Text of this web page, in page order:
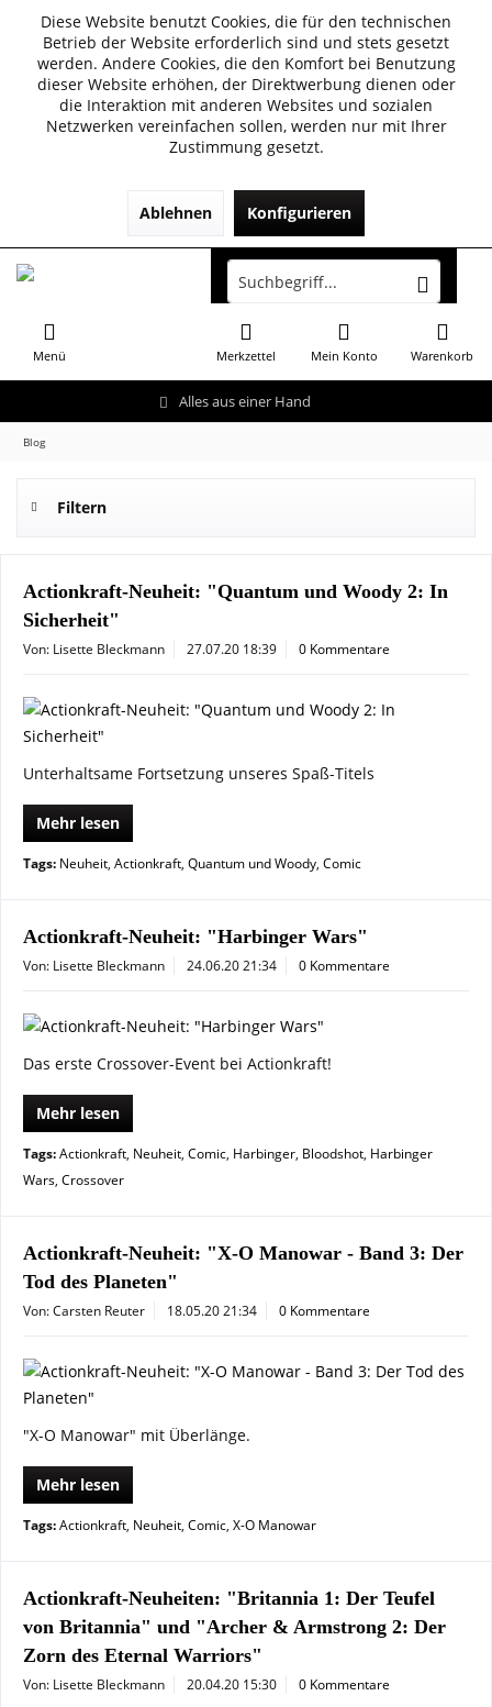
Diese Website benutzt Cookies, die für den technischen
Betrieb der Website erforderlich sind und stets gesetzt
werden. Andere Cookies, die den Komfort bei Benutzung
dieser Website erhöhen, der Direktwerbung dienen oder
die Interaktion mit anderen Websites und sozialen
Netzwerken vereinfachen sollen, werden nur mit Ihrer
Zustimmung gesetzt.
Ablehnen Konfigurieren
Alles aus einer Hand
Menü Warenkorb
Merkzettel Mein Konto
Blog
Filtern
Actionkraft-Neuheit: "Quantum und Woody 2: In
Sicherheit"
Von: Lisette Bleckmann 27.07.20 18:39 0 Kommentare
Unterhaltsame Fortsetzung unseres Spaß-Titels
Mehr lesen
Tags: Neuheit, Actionkraft, Quantum und Woody, Comic
Actionkraft-Neuheit: "Harbinger Wars"
Von: Lisette Bleckmann 24.06.20 21:34 0 Kommentare
Das erste Crossover-Event bei Actionkraft!
Mehr lesen
Tags:Actionkraft, Neuheit, Comic, Harbinger, Bloodshot, Harbinger
Wars, Crossover
Actionkraft-Neuheit: "X-O Manowar - Band 3: Der
Tod des Planeten"
Von: Carsten Reuter 18.05.20 21:34 0 Kommentare
"X-O Manowar" mit Überlänge.
Mehr lesen
Tags:Actionkraft, Neuheit, Comic, X-O Manowar
Actionkraft-Neuheiten: "Britannia 1: Der Teufel
von Britannia" und "Archer & Armstrong 2: Der
Zorn des Eternal Warriors"
Von: Lisette Bleckmann 20.04.20 15:30 0 Kommentare